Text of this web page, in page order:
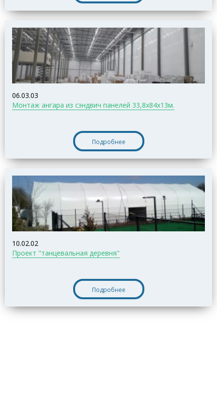
06.03.03
Монтаж ангара из сэндвич панелей 33,8х84х13м.
Подробнее
10.02.02
Проект "танцевальная деревня"
Подробнее